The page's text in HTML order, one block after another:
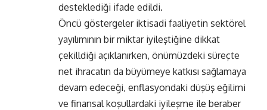
desteklediği ifade edildi.
Öncü göstergeler iktisadi faaliyetin sektörel
yayılımının bir miktar iyileştiğine dikkat
çekilldiği açıklanırken, önümüzdeki süreçte
net ihracatın da büyümeye katkısı sağlamaya
devam edeceği, enflasyondaki düşüş eğilimi
ve finansal koşullardaki iyileşme ile beraber